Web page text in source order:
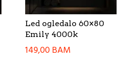
Led ogledalo 60×80
Emily 4000k
149,00BAM